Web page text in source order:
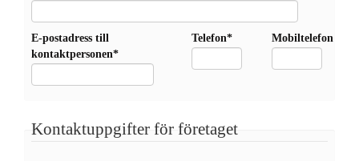
E-postadress till
kontaktpersonen*
Telefon* Mobiltelefon
Kontaktuppgifter för företaget